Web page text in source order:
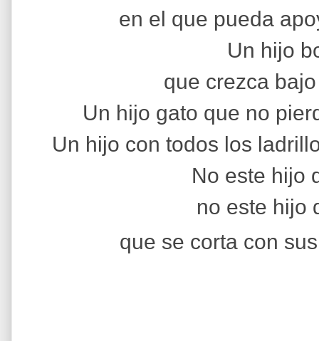
en el que pueda
Un hijo
que crezca
Un hijo gato que no
Un hijo con todos los
No este hijo
no este hijo
que se corta con